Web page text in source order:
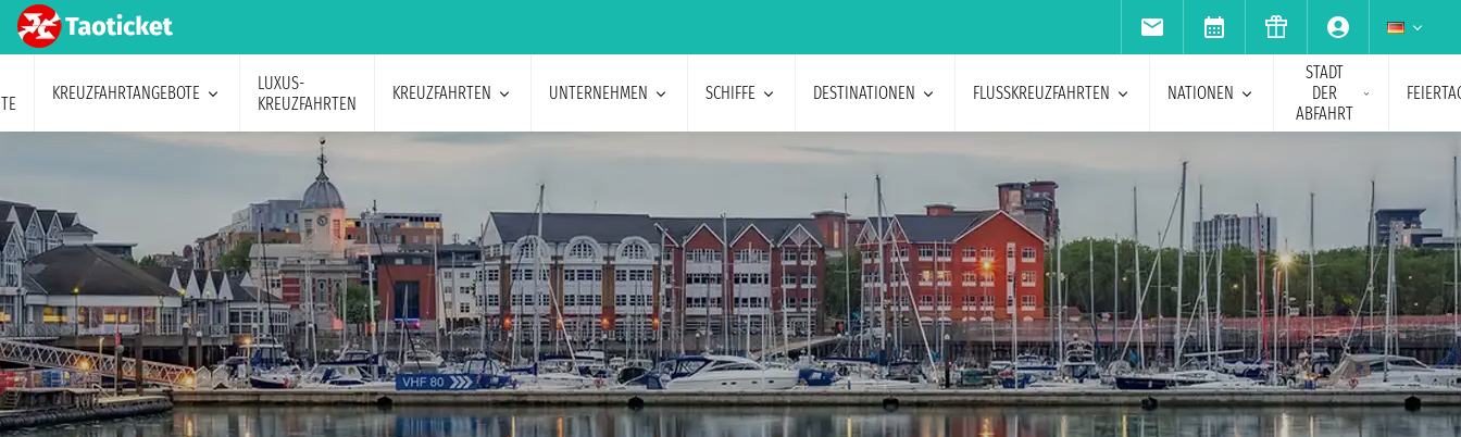
KREUZFAHRTANGEBOTE
LUXUS-
KREUZFAHRTEN
KREUZFAHRTEN UNTERNEHMEN SCHIFFE DESTINATIONEN FLUSSKREUZFAHRTEN NATIONEN
STADT
DER
ABFAHRT